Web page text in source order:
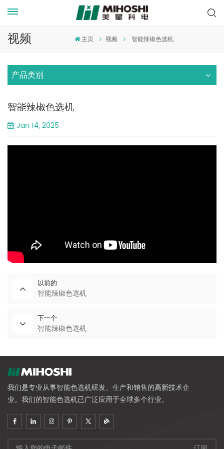
视频 主页 视频 智能辣椒色选机
产品类别
智能辣椒色选机
Jan 14, 2025
以前的
智能辣椒色选机
下一个
智能辣椒色选机
我们是专业从事智能色选机研发、生产和销售的高新技术企
业。我们的智能色选机已广泛应用于全球多个行业。